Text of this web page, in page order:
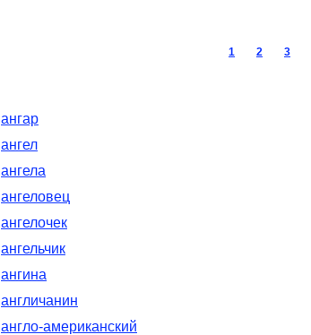
1 2 3
ангар
ангел
ангела
ангеловец
ангелочек
ангельчик
ангина
англичанин
англо-американский